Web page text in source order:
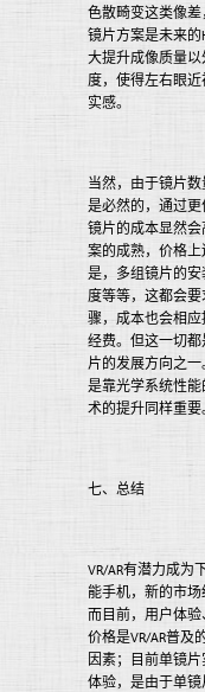
色散畸变这类像
镜片方案是未来
大提升成像质量
度，使得左右眼
实感。
当然，由于镜片
是必然的，通过
镜片的成本显然
案的成熟，价格
是，多组镜片的
度等等，这都会
骤，成本也会相
经费。但这一切
片的发展方向之
是靠光学系统性
术的提升同样重要
七、总结
VR/AR有潜力成为
能手机，新的市场
而目前，用户体
价格是VR/AR普
因素；目前单镜
体验，是由于单